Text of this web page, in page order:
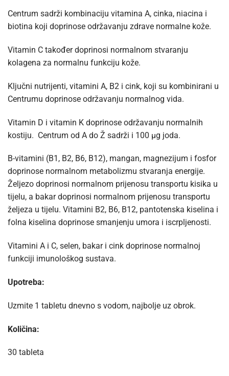
Centrum sadrži kombinaciju vitamina A, cinka, niacina i
biotina koji doprinose održavanju zdrave normalne kože.
Vitamin C također doprinosi normalnom stvaranju
kolagena za normalnu funkciju kože.
Ključni nutrijenti, vitamini A, B2 i cink, koji su kombinirani u
Centrumu doprinose održavanju normalnog vida.
Vitamin D i vitamin K doprinose održavanju normalnih
kostiju. Centrum od A do Ž sadrži i 100 µg joda.
B-vitamini (B1, B2, B6, B12), mangan, magnezijum i fosfor
doprinose normalnom metabolizmu stvaranja energije.
Željezo doprinosi normalnom prijenosu transportu kisika u
tijelu, a bakar doprinosi normalnom prijenosu transportu
željeza u tijelu. Vitamini B2, B6, B12, pantotenska kiselina i
folna kiselina doprinose smanjenju umora i iscrpljenosti.
Vitamini A i C, selen, bakar i cink doprinose normalnoj
funkciji imunološkog sustava.
Upotreba:
Uzmite 1 tabletu dnevno s vodom, najbolje uz obrok.
Količina:
30 tableta